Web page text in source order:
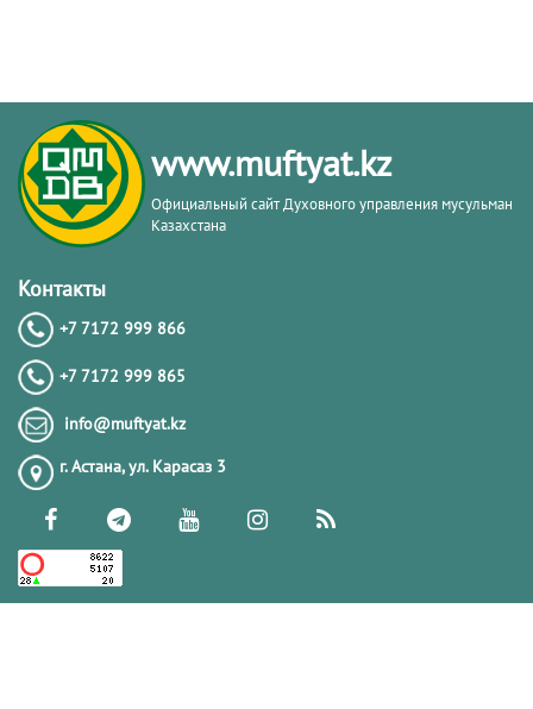
www.muftyat.kz
Официальный сайт Духовного управления мусульман
Казахстана
Контакты
+7 7172 999 866
+7 7172 999 865
info@muftyat.kz
г. Астана, ул. Карасаз 3